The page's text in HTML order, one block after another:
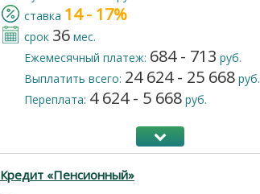
cтавка 14 - 17%
срок 36 мес.
Ежемесячный платеж: 684 - 713 руб.
Выплатить всего: 24 624 - 25 668 руб.
Переплата: 4 624 - 5 668 руб.
Кредит «Пенсионный»